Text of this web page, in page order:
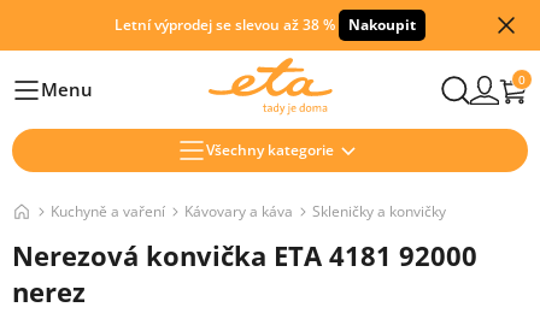
Letní výprodej se slevou až 38 % Nakoupit
HlavníMenu 0
Všechny kategorie
Kuchyně a vaření Kávovary a káva Skleničky a konvičky
Nerezová konvička ETA 4181 92000
nerez